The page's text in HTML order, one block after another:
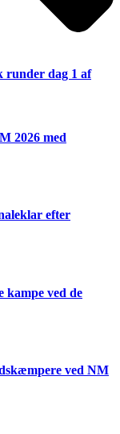
runder dag 1 af
2026 med
efter
kampe ved de
ved NM